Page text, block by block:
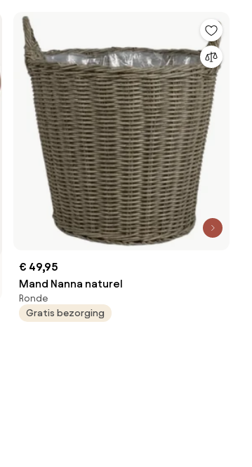
€ 49,95
Mand Nanna naturel
Ronde
Gratis bezorging